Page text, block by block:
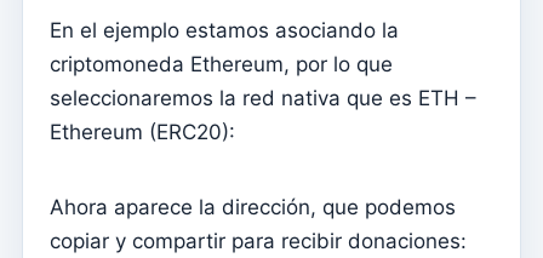
Cómo activar el sitio web
Kyrios Social: ¿qué es?
¿Cómo aceptar donaciones en criptomonedas?
Enviar mensajes y leerlos solo en Kyrios
Cómo gestionar grupos de suscripción a boletines
En el ejemplo estamos asociando la
criptomoneda Ethereum, por lo que
seleccionaremos la red nativa que es ETH –
Ethereum (ERC20):
Ahora aparece la dirección, que podemos
copiar y compartir para recibir donaciones: